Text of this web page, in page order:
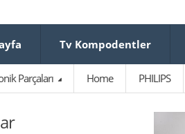
Tv Kompodentler
Parçaları Home PHILIPS